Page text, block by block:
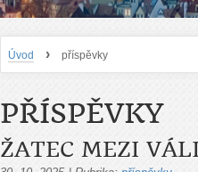
Úvod › příspěvky
PŘÍSPĚVKY
ŽATEC MEZI